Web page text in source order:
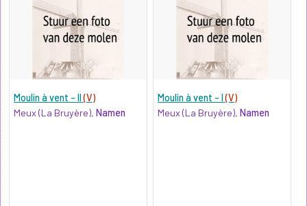
Moulin à vent - II(V)
Meux (La Bruyère), Namen
Moulin à vent - I(V)
Meux (La Bruyère),Namen